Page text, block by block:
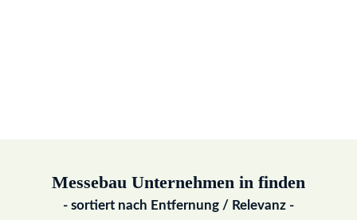
Messebau Unternehmen in finden
- sortiert nach Entfernung / Relevanz -